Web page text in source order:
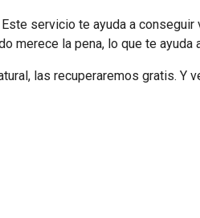
servicio te ayuda a
merece la pena, lo que te ayuda
las recuperaremos gratis. Y